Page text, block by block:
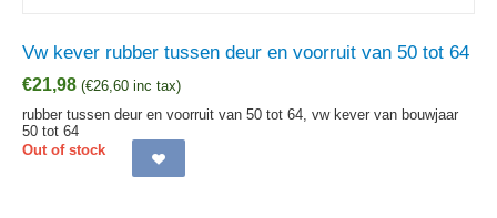
Vw kever rubber tussen deur en voorruit van 50 tot 64
€21,98 (€26,60 inc tax)
rubber tussen deur en voorruit van 50 tot 64, vw kever van bouwjaar
50 tot 64
Out of stock